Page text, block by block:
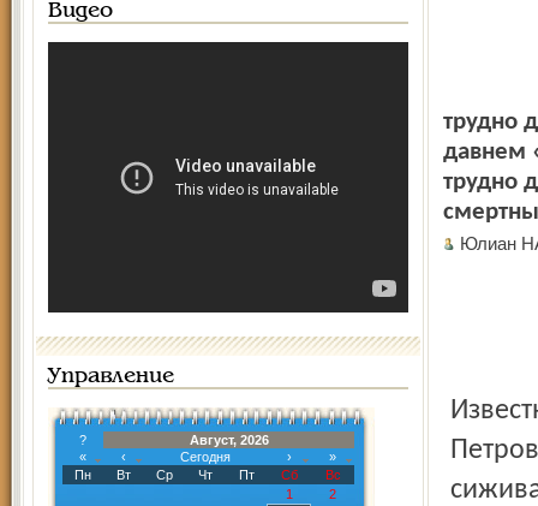
Видео
Управление
?
Август, 2026
«
‹ Сегодня ›
»
Пн
Вт Ср Чт Пт Сб
Вс
1
2
трудно
давнем
трудно
Юлиан